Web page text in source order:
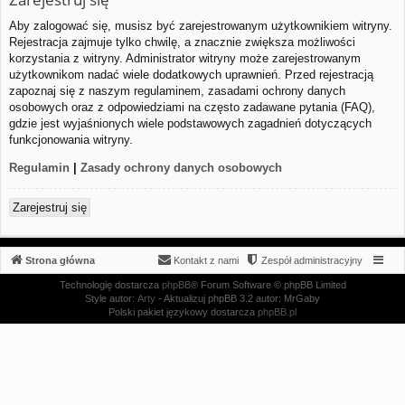
Aby zalogować się, musisz być zarejestrowanym użytkownikiem witryny.
Rejestracja zajmuje tylko chwilę, a znacznie zwiększa możliwości
korzystania z witryny. Administrator witryny może zarejestrowanym
użytkownikom nadać wiele dodatkowych uprawnień. Przed rejestracją
zapoznaj się z naszym regulaminem, zasadami ochrony danych
osobowych oraz z odpowiedziami na często zadawane pytania (FAQ),
gdzie jest wyjaśnionych wiele podstawowych zagadnień dotyczących
funkcjonowania witryny.
Regulamin | Zasady ochrony danych osobowych
Zarejestruj się
Strona główna Zespół administracyjny
Kontakt z nami
Technologię dostarcza phpBB® Forum Software © phpBB Limited
Style autor: Arty - Aktualizuj phpBB 3.2 autor: MrGaby
Polski pakiet językowy dostarcza phpBB.pl